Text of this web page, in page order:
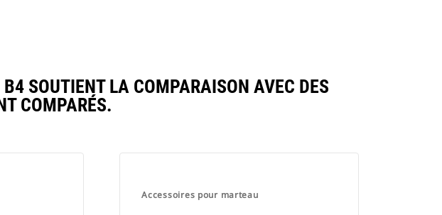
SOUTIENT LA COMPARAISON AVEC DES
COMPARÉS.
Accessoires pour marteau